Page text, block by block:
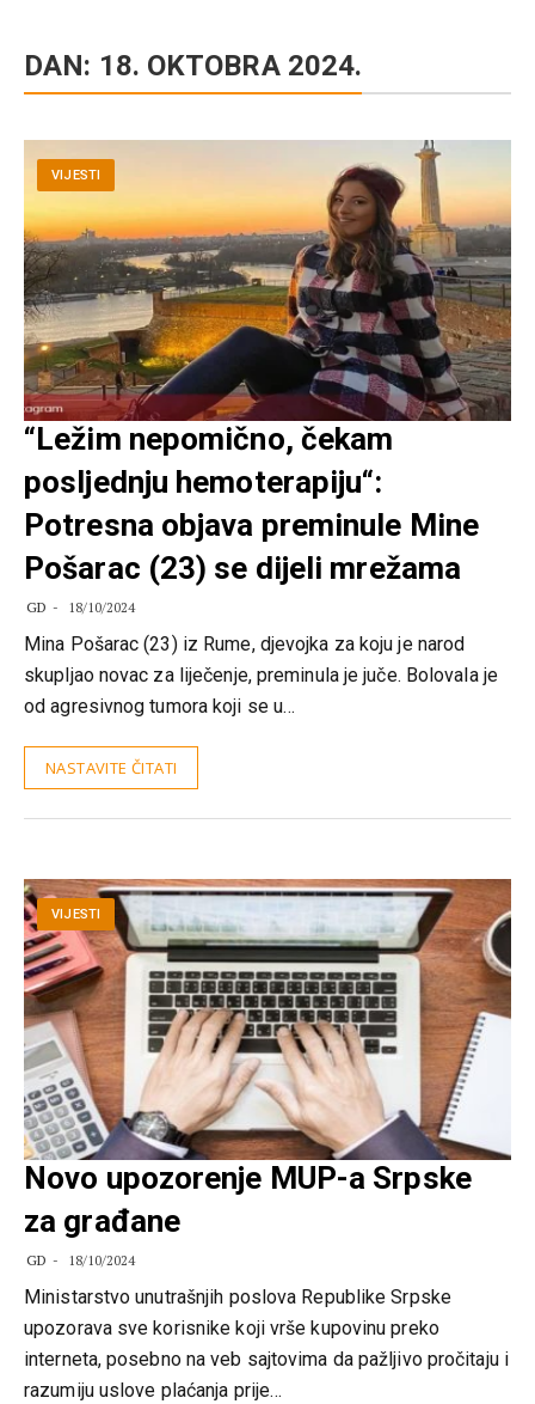
DAN: 18. OKTOBRA 2024.
VIJESTI
“Ležim nepomično, čekam
posljednju hemoterapiju“:
Potresna objava preminule Mine
Pošarac (23) se dijeli mrežama
GD 18/10/2024
Mina Pošarac (23) iz Rume, djevojka za koju je narod
skupljao novac za liječenje, preminula je juče. Bolovala je
od agresivnog tumora koji se u…
NASTAVITE ČITATI
VIJESTI
Novo upozorenje MUP-a Srpske
za građane
GD 18/10/2024
Ministarstvo unutrašnjih poslova Republike Srpske
upozorava sve korisnike koji vrše kupovinu preko
interneta, posebno na veb sajtovima da pažljivo pročitaju i
razumiju uslove plaćanja prije…